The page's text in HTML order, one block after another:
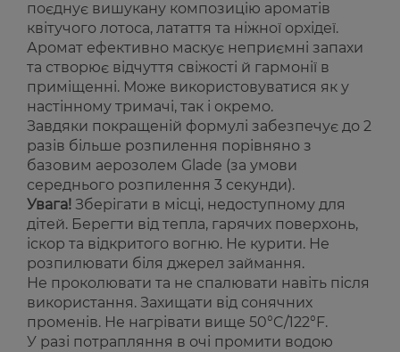
поєднує вишукану композицію ароматів
квітучого лотоса, латаття та ніжної орхідеї.
Аромат ефективно маскує неприємні запахи
та створює відчуття свіжості й гармонії в
приміщенні. Може використовуватися як у
настінному тримачі, так і окремо.
Завдяки покращеній формулі забезпечує до 2
разів більше розпилення порівняно з
базовим аерозолем Glade (за умови
середнього розпилення 3 секунди).
Увага! Зберігати в місці, недоступному для
дітей. Берегти від тепла, гарячих поверхонь,
іскор та відкритого вогню. Не курити. Не
розпилювати біля джерел займання.
Не проколювати та не спалювати навіть після
використання. Захищати від сонячних
променів. Не нагрівати вище 50°C/122°F.
У разі потрапляння в очі промити водою